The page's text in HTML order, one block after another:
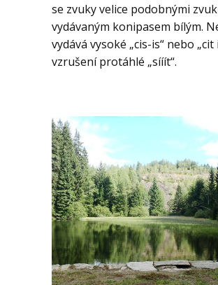
se zvuky velice podobnými
vydávaným konipasem bílým.
vydává vysoké „cis-is“ nebo „cit
vzrušení protáhlé „sííít“.